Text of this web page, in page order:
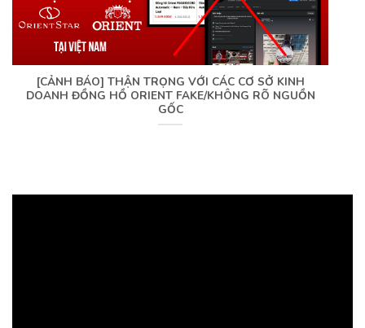
[CẢNH BÁO] THẬN TRỌNG VỚI CÁC CƠ SỞ KINH
DOANH ĐỒNG HỒ ORIENT FAKE/KHÔNG RÕ NGUỒN
GỐC